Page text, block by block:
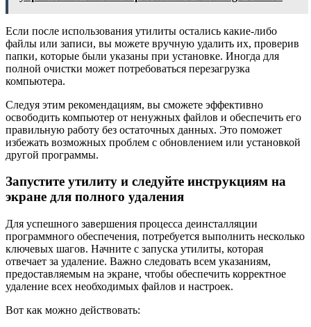
Если после использования утилиты остались какие-либо
файлы или записи, вы можете вручную удалить их, проверив
папки, которые были указаны при установке. Иногда для
полной очистки может потребоваться перезагрузка
компьютера.
Следуя этим рекомендациям, вы сможете эффективно
освободить компьютер от ненужных файлов и обеспечить его
правильную работу без остаточных данных. Это поможет
избежать возможных проблем с обновлением или установкой
другой программы.
Запустите утилиту и следуйте инструкциям на
экране для полного удаления
Для успешного завершения процесса деинсталляции
программного обеспечения, потребуется выполнить несколько
ключевых шагов. Начните с запуска утилиты, которая
отвечает за удаление. Важно следовать всем указаниям,
предоставляемым на экране, чтобы обеспечить корректное
удаление всех необходимых файлов и настроек.
Вот как можно действовать: